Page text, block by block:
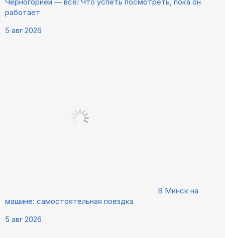
Черногорией — всё! Что успеть посмотреть, пока он
работает
5 авг 2026
В Минск на
машине: самостоятельная поездка
5 авг 2026